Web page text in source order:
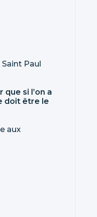
Paul
si l’on a
doit être le
aux